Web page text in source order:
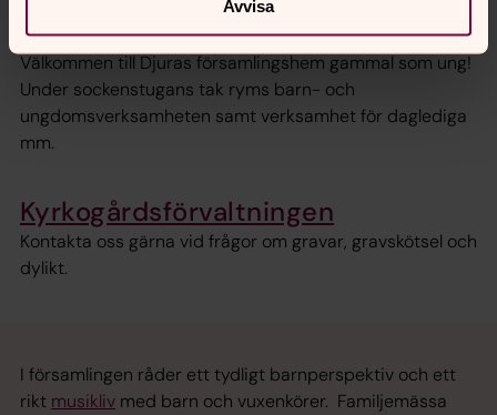
Avvisa
Djura Sockenstuga
Välkommen till Djuras församlingshem gammal som ung!
Under sockenstugans tak ryms barn- och
ungdomsverksamheten samt verksamhet för daglediga
mm.
Kyrkogårdsförvaltningen
Kontakta oss gärna vid frågor om gravar, gravskötsel och
dylikt.
I församlingen råder ett tydligt barnperspektiv och ett
rikt musikliv med barn och vuxenkörer. Familjemässa